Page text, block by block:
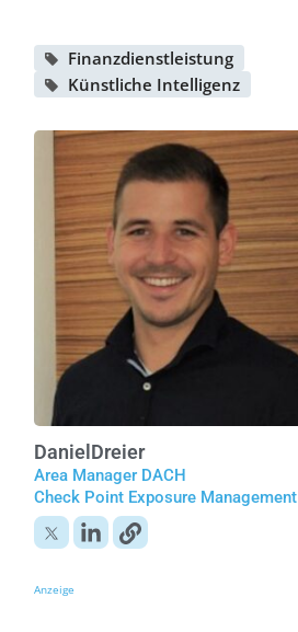
Finanzdienstleistung
Künstliche Intelligenz
DanielDreier
Area Manager DACH
Check Point Exposure Management
Anzeige